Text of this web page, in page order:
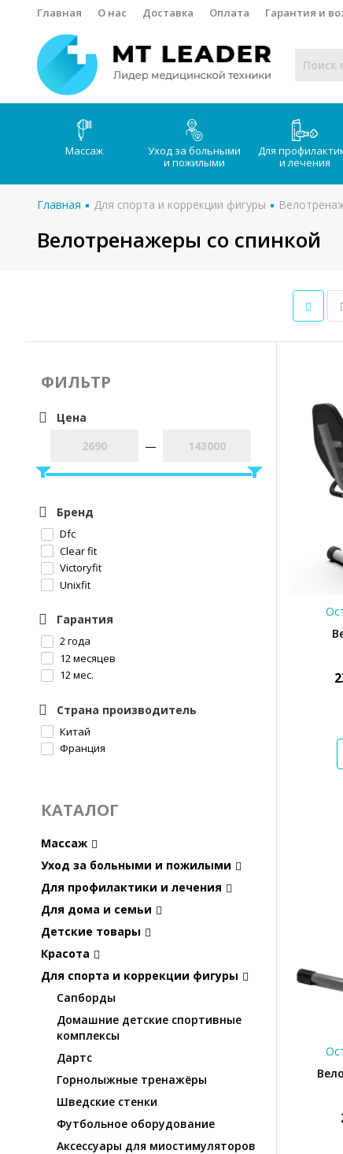
Главная О нас Доставка Оплата Гарантия и
Массаж
Уход за больными
и пожилыми
Для
и лечения
Главная Для спорта и коррекции фигуры
Велотренажеры со спинкой
ФИЛЬТР
Цена
—
Бренд
Dfc
Clear fit
Victoryfit
Unixfit
Гарантия
2 года
12 месяцев
12 мес.
Страна производитель
Китай
Франция
КАТАЛОГ
Массаж
Уход за больными и пожилыми
Для профилактики и лечения
Для дома и семьи
Детские товары
Красота
Для спорта и коррекции фигуры
Сапборды
Домашние детские спортивные
комплексы
Дартс
Горнолыжные тренажёры
Шведские стенки
Футбольное оборудование
Аксессуары для миостимуляторов